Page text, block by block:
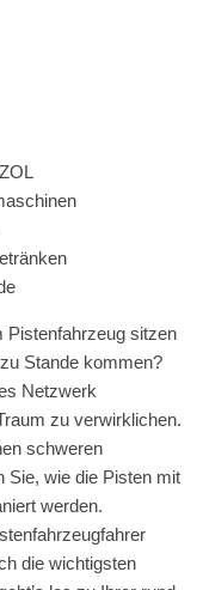
Pis­ten­fahrzeug sitzen
Stande kom­men?
Net­zw­erk
zu ver­wirk­lichen.
schw­eren
Sie, wie die Pis­ten mit
werden.
die wichtig­sten